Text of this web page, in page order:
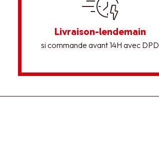
Livraison-lendemain
si commande avant 14H avec DPD